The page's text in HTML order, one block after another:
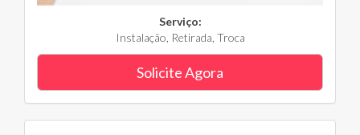
Serviço:
Instalação, Retirada, Troca
Solicite Agora